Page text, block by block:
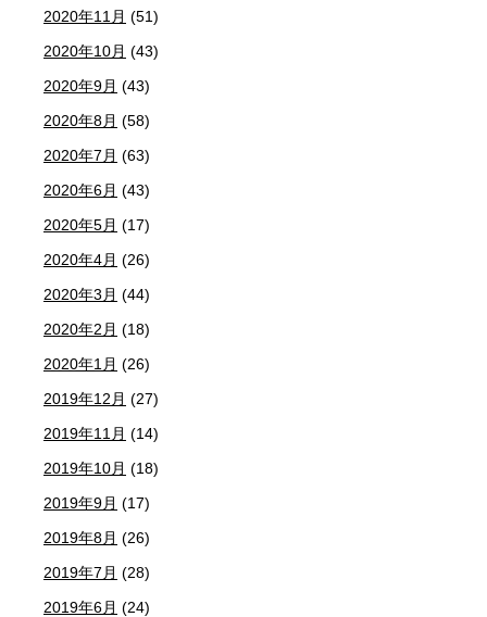
2020年11月 (51)
2020年10月 (43)
2020年9月 (43)
2020年8月 (58)
2020年7月 (63)
2020年6月 (43)
2020年5月 (17)
2020年4月 (26)
2020年3月 (44)
2020年2月 (18)
2020年1月 (26)
2019年12月 (27)
2019年11月 (14)
2019年10月 (18)
2019年9月 (17)
2019年8月 (26)
2019年7月 (28)
2019年6月 (24)